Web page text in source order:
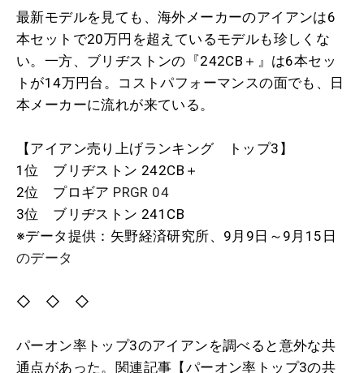
最新モデルを見ても、海外メーカーのアイアンは6
本セットで20万円を超えているモデルも珍しくな
い。一方、ブリヂストンの『242CB＋』は6本セッ
トが14万円台。コストパフォーマンスの面でも、日
本メーカーに流れが来ている。
【アイアン売り上げランキング トップ3】
1位 ブリヂストン 242CB＋
2位 プロギア PRGR 04
3位 ブリヂストン 241CB
※データ提供：矢野経済研究所、9月9日～9月15日
のデータ
◇ ◇ ◇
パーオン率トップ3のアイアンを調べると意外な共
通点があった。関連記事【パーオン率トップ3の共